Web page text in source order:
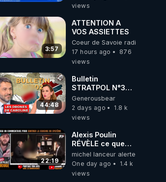
views
3:57
ATTENTION A
VOS ASSIETTES
Coeur de Savoie radioweb TV
17 hours ago
876
views
44:48
Bulletin
STRATPOL N°302.
Armée des
drones, MS-21 en
série, missiles
07.08.2026.
Generousbear
2 days ago
1.8 k
views
22:19
Alexis Poulin
RÉVÈLE ce que
personne n'ose
dire sur l'Union
européenne
michel lanceur alerte
One day ago
1.4 k
views